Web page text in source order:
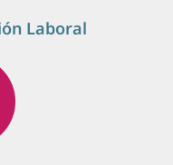
Laboral